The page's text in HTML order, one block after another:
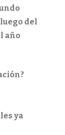
del
año
ya